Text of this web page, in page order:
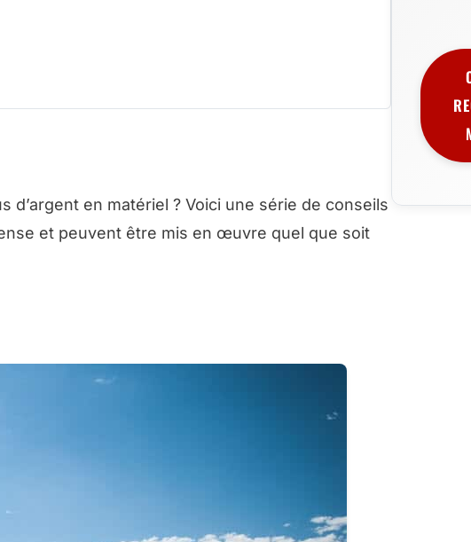
en matériel ? Voici une série de conseils
et peuvent être mis en œuvre quel que soit